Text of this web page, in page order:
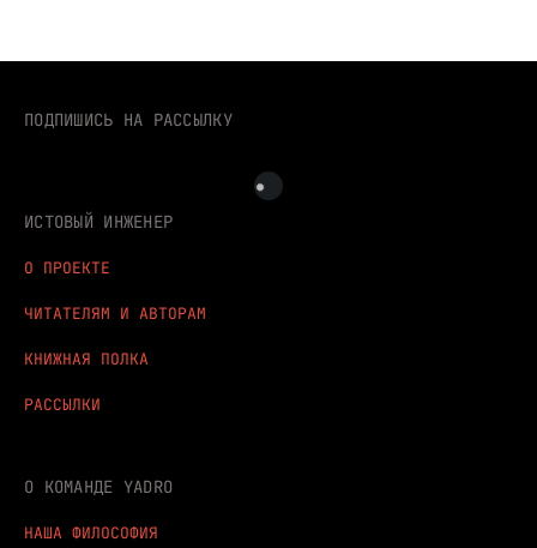
ИСТОВЫЙ ИНЖЕНЕР
О ПРОЕКТЕ
ЧИТАТЕЛЯМ И АВТОРАМ
КНИЖНАЯ ПОЛКА
РАССЫЛКИ
О КОМАНДЕ YADRO
НАША ФИЛОСОФИЯ
ПОДПИШИСЬ НА РАССЫЛКУ